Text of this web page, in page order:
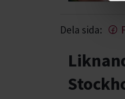
Dela sida: